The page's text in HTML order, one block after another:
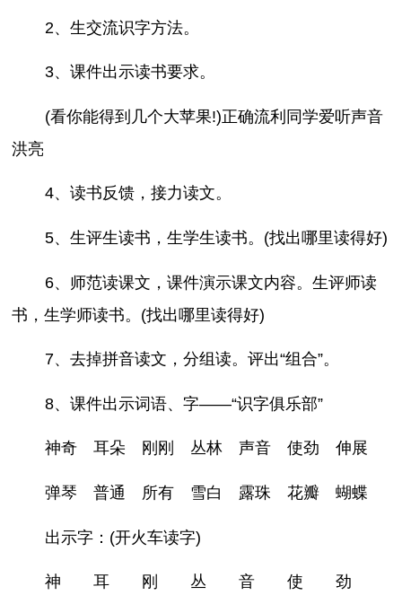
2、生交流识字方法。
3、课件出示读书要求。
(看你能得到几个大苹果!)正确流利同学爱听声音
洪亮
4、读书反馈，接力读文。
5、生评生读书，生学生读书。(找出哪里读得好)
6、师范读课文，课件演示课文内容。生评师读
书，生学师读书。(找出哪里读得好)
7、去掉拼音读文，分组读。评出“组合”。
8、课件出示词语、字——“识字俱乐部”
神奇 耳朵 刚刚 丛林 声音 使劲 伸展
弹琴 普通 所有 雪白 露珠 花瓣 蝴蝶
出示字：(开火车读字)
神 耳 刚 丛 音 使 劲